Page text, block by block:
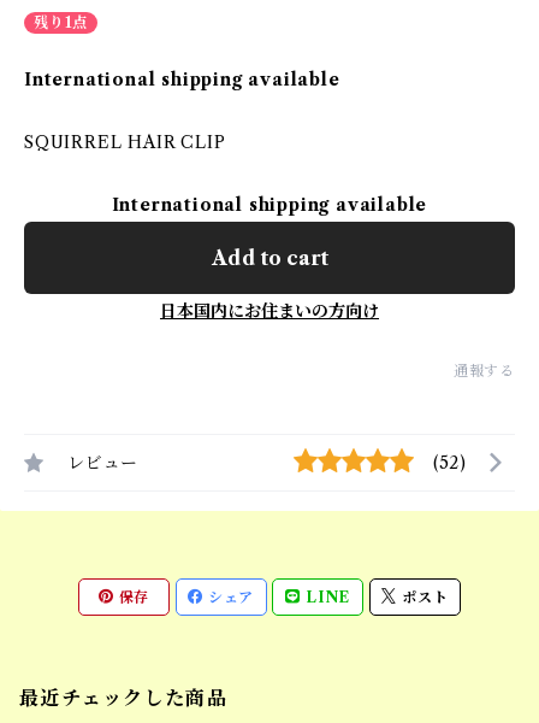
残り1点
International shipping available
SQUIRREL HAIR CLIP
International shipping available
Add to cart
日本国内にお住まいの方向け
通報する
レビュー (52)
保存 シェア LINE ポスト
最近チェックした商品